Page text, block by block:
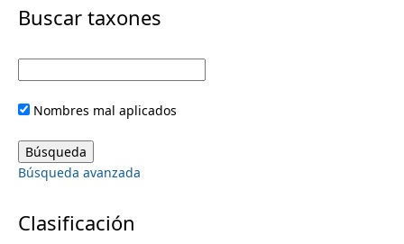
i
m
r
y
t
n
u
Buscar taxones
Nombres mal aplicados
Búsqueda avanzada
Clasificación
Eriosema
Erythrina
Galactia
Gleditsia
Gliricidia
Gretheria
Guilandina